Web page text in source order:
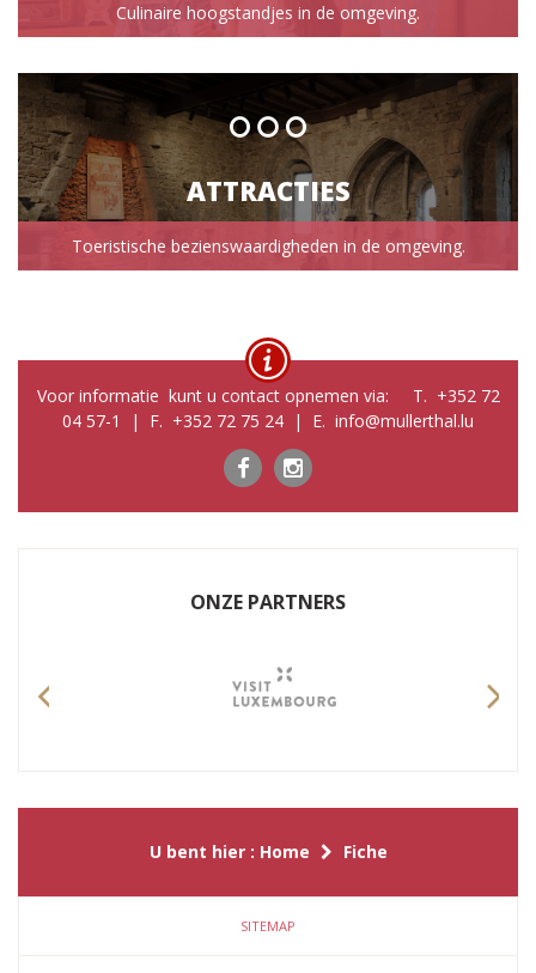
Culinaire hoogstandjes in de omgeving.
ATTRACTIES
Toeristische bezienswaardigheden in de omgeving.
Voor informatie kunt u contact opnemen via: T. +352 72
04 57-1 | F. +352 72 75 24 | E. info@mullerthal.lu
ONZE PARTNERS
U bent hier : Home Fiche
SITEMAP